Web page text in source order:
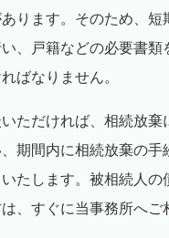
ります。そのため、短
、戸籍などの必要書類
ばなりません。
ただければ、相続放棄
期間内に相続放棄の手
たします。被相続人の
、すぐに当事務所へご